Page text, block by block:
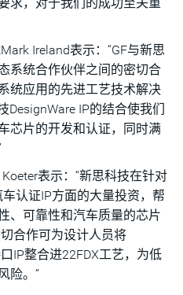
Ireland表示：“GF与新思
系统合作伙伴之间的密切合
统应用的先进工艺技术解决
DesignWare IP的结合使我们
芯片的开发和认证，同时满
表示：“新思科技在针对
认证IP方面的大量投资，帮
、可靠性和汽车质量的芯片
合作可为设计人员将
IP整合进22FDX工艺，为低
险。”